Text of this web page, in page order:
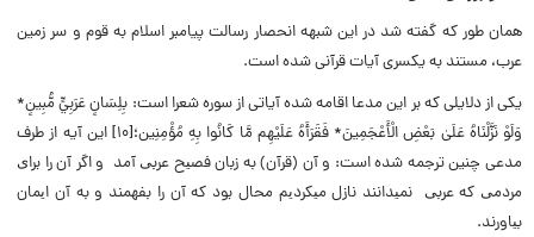
همان طور که گفته شد در این شبهه انحصار رسالت پیامبر اسلام به قوم و سر زمین
عرب، مستند به یکسری آیات قرآنی شده است.
یکی از دلایلی که بر این مدعا اقامه شده آیاتی از سوره شعرا است: ﺑِﻠِﺴَﺎﻥٍ ﻋَﺮَﺑِﻲٍّ ﻣُّﺒِﻴﻦٍ*
ﻭَﻟَﻮْ ﻧَﺰَّﻟْﻨَﺎﻩُ ﻋَﻠَﻰٰ ﺑَﻌْﺾِ ﺍﻟْﺄَﻋْﺠَﻤِﻴﻦَ* ﻓَﻘَﺮَﺃَﻩُ ﻋَﻠَﻴْﻬِﻢ ﻣَّﺎ ﻛَﺎﻧُﻮﺍ ﺑِﻪِ ﻣُﺆْﻣِﻨِﻴﻦ؛[۱۰] این آیه از طرف
مدعی چنین ترجمه شده است: ﻭ ﺁﻥ (ﻗﺮﺁﻥ) ﺑﻪ ﺯﺑﺎﻥ ﻓﺼﯿﺢ ﻋﺮﺑﯽ ﺁﻣﺪ ﻭ ﺍﮔﺮ ﺁﻥ ﺭﺍ ﺑﺮﺍﯼ
ﻣﺮﺩﻣﯽ ﮐﻪ ﻋﺮﺑﯽ ﻧﻤﯿﺪﺍﻧﻨﺪ ﻧﺎﺯﻝ ﻣﯿﮑﺮﺩﯾﻢ ﻣﺤﺎﻝ ﺑﻮﺩ ﮐﻪ ﺁﻥ ﺭﺍ ﺑﻔﻬﻤﻨﺪ ﻭ ﺑﻪ ﺁﻥ ﺍﯾﻤﺎﻥ
ﺑﯿﺎﻭﺭﻧﺪ.